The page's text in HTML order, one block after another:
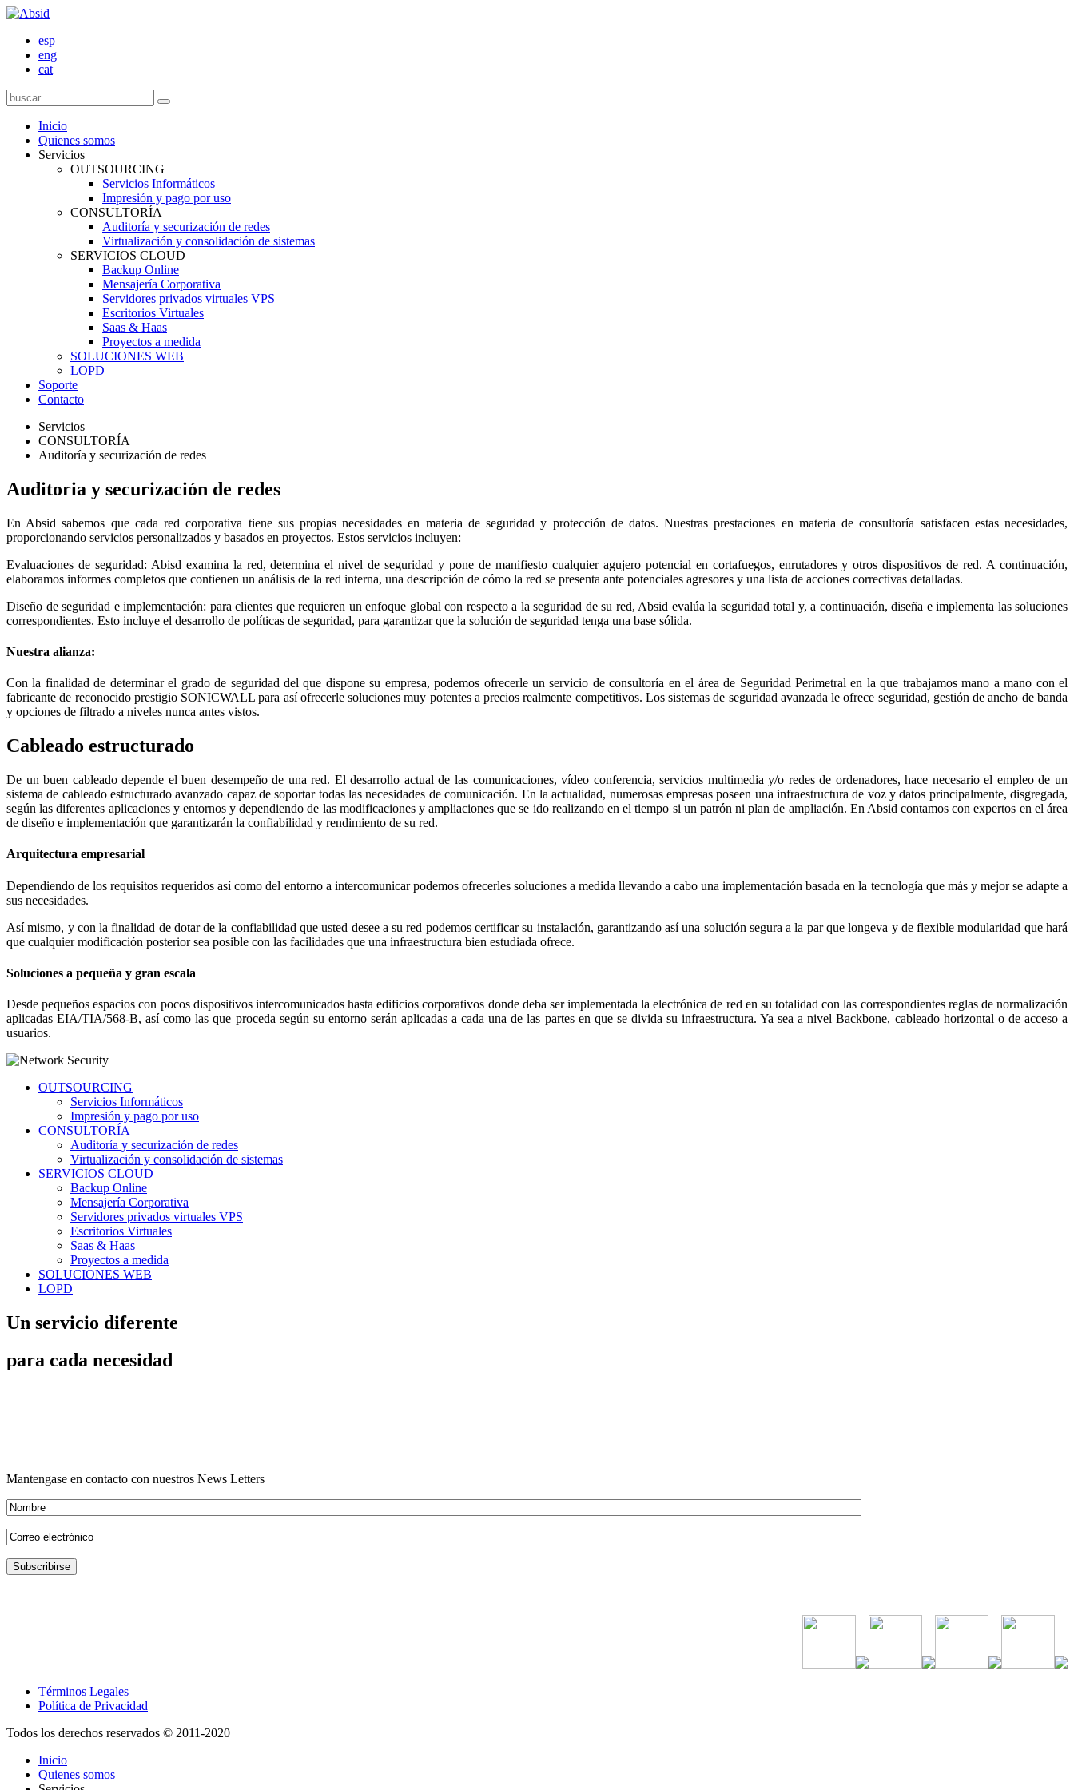
esp
eng
cat
Inicio
Quienes somos
Servicios
OUTSOURCING
Servicios Informáticos
Impresión y pago por uso
CONSULTORÍA
Auditoría y securización de redes
Virtualización y consolidación de sistemas
SERVICIOS CLOUD
Backup Online
Mensajería Corporativa
Servidores privados virtuales VPS
Escritorios Virtuales
Saas & Haas
Proyectos a medida
SOLUCIONES WEB
LOPD
Soporte
Contacto
Servicios
CONSULTORÍA
Auditoría y securización de redes
Auditoria y securización de redes
En Absid sabemos que cada red corporativa tiene sus propias necesidades en materia de seguridad y protección de datos. Nuestras prestaciones en materia de consultoría satisfacen estas necesidades,
proporcionando servicios personalizados y basados en proyectos. Estos servicios incluyen:
Evaluaciones de seguridad: Abisd examina la red, determina el nivel de seguridad y pone de manifiesto cualquier agujero potencial en cortafuegos, enrutadores y otros dispositivos de red. A continuación,
elaboramos informes completos que contienen un análisis de la red interna, una descripción de cómo la red se presenta ante potenciales agresores y una lista de acciones correctivas detalladas.
Diseño de seguridad e implementación: para clientes que requieren un enfoque global con respecto a la seguridad de su red, Absid evalúa la seguridad total y, a continuación, diseña e implementa las soluciones
correspondientes. Esto incluye el desarrollo de políticas de seguridad, para garantizar que la solución de seguridad tenga una base sólida.
Nuestra alianza:
Con la finalidad de determinar el grado de seguridad del que dispone su empresa, podemos ofrecerle un servicio de consultoría en el área de Seguridad Perimetral en la que trabajamos mano a mano con el
fabricante de reconocido prestigio SONICWALL para así ofrecerle soluciones muy potentes a precios realmente competitivos. Los sistemas de seguridad avanzada le ofrece seguridad, gestión de ancho de banda
y opciones de filtrado a niveles nunca antes vistos.
Cableado estructurado
De un buen cableado depende el buen desempeño de una red. El desarrollo actual de las comunicaciones, vídeo conferencia, servicios multimedia y/o redes de ordenadores, hace necesario el empleo de un
sistema de cableado estructurado avanzado capaz de soportar todas las necesidades de comunicación. En la actualidad, numerosas empresas poseen una infraestructura de voz y datos principalmente, disgregada,
según las diferentes aplicaciones y entornos y dependiendo de las modificaciones y ampliaciones que se ido realizando en el tiempo si un patrón ni plan de ampliación. En Absid contamos con expertos en el área
de diseño e implementación que garantizarán la confiabilidad y rendimiento de su red.
Arquitectura empresarial
Dependiendo de los requisitos requeridos así como del entorno a intercomunicar podemos ofrecerles soluciones a medida llevando a cabo una implementación basada en la tecnología que más y mejor se adapte a
sus necesidades.
Así mismo, y con la finalidad de dotar de la confiabilidad que usted desee a su red podemos certificar su instalación, garantizando así una solución segura a la par que longeva y de flexible modularidad que hará
que cualquier modificación posterior sea posible con las facilidades que una infraestructura bien estudiada ofrece.
Soluciones a pequeña y gran escala
Desde pequeños espacios con pocos dispositivos intercomunicados hasta edificios corporativos donde deba ser implementada la electrónica de red en su totalidad con las correspondientes reglas de normalización
aplicadas EIA/TIA/568-B, así como las que proceda según su entorno serán aplicadas a cada una de las partes en que se divida su infraestructura. Ya sea a nivel Backbone, cableado horizontal o de acceso a
usuarios.
OUTSOURCING
Servicios Informáticos
Impresión y pago por uso
CONSULTORÍA
Auditoría y securización de redes
Virtualización y consolidación de sistemas
SERVICIOS CLOUD
Backup Online
Mensajería Corporativa
Servidores privados virtuales VPS
Escritorios Virtuales
Saas & Haas
Proyectos a medida
SOLUCIONES WEB
LOPD
Un servicio diferente
para cada necesidad
Mantengase en contacto con nuestros News Letters
Términos Legales
Política de Privacidad
Todos los derechos reservados © 2011-2020
Inicio
Quienes somos